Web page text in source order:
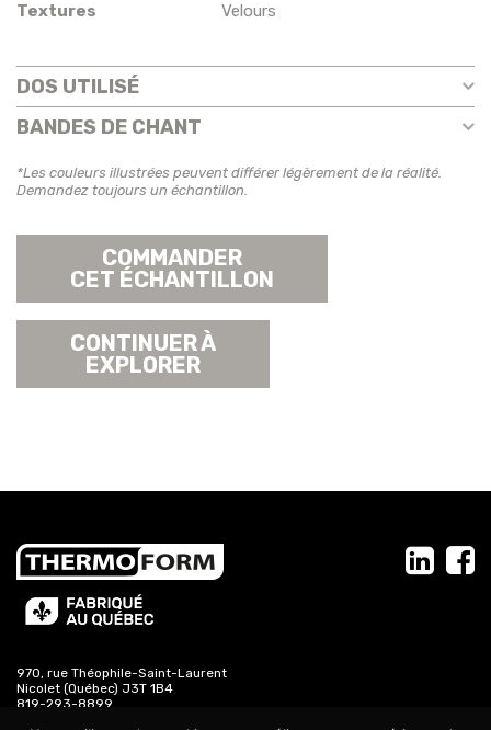
Textures
Velours
DOS UTILISÉ
BANDES DE CHANT
*Les couleurs illustrées peuvent différer légèrement de la réalité.
Demandez toujours un échantillon.
COMMANDER
CET ÉCHANTILLON
CONTINUER À
EXPLORER
970, rue Théophile-Saint-Laurent
Nicolet (Québec) J3T 1B4
819-293-8899